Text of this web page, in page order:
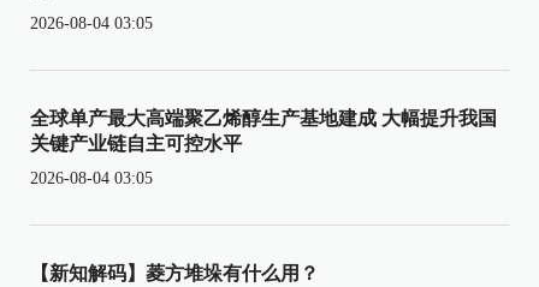
2026-08-04 03:05
全球单产最大高端聚乙烯醇生产基地建成 大幅提升我国
关键产业链自主可控水平
2026-08-04 03:05
【新知解码】菱方堆垛有什么用？